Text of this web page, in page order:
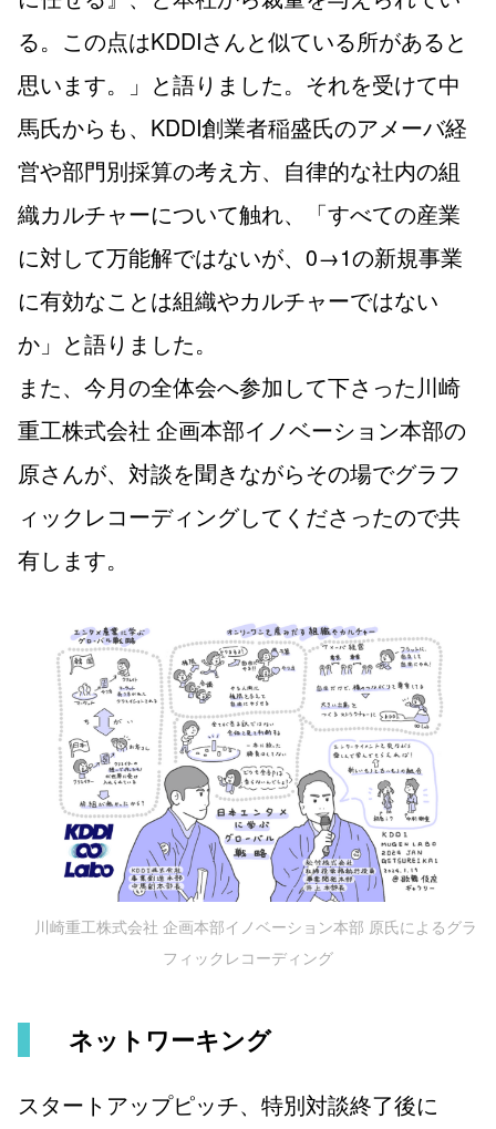
る。この点はKDDIさんと似ている所があると
思います。」と語りました。それを受けて中
馬氏からも、KDDI創業者稲盛氏のアメーバ経
営や部門別採算の考え方、自律的な社内の組
織カルチャーについて触れ、「すべての産業
に対して万能解ではないが、0→1の新規事業
に有効なことは組織やカルチャーではない
か」と語りました。
また、今月の全体会へ参加して下さった川崎
重工株式会社 企画本部イノベーション本部の
原さんが、対談を聞きながらその場でグラフ
ィックレコーディングしてくださったので共
有します。
川崎重工株式会社 企画本部イノベーション本部 原氏によるグラ
フィックレコーディング
ネットワーキング
スタートアップピッチ、特別対談終了後に